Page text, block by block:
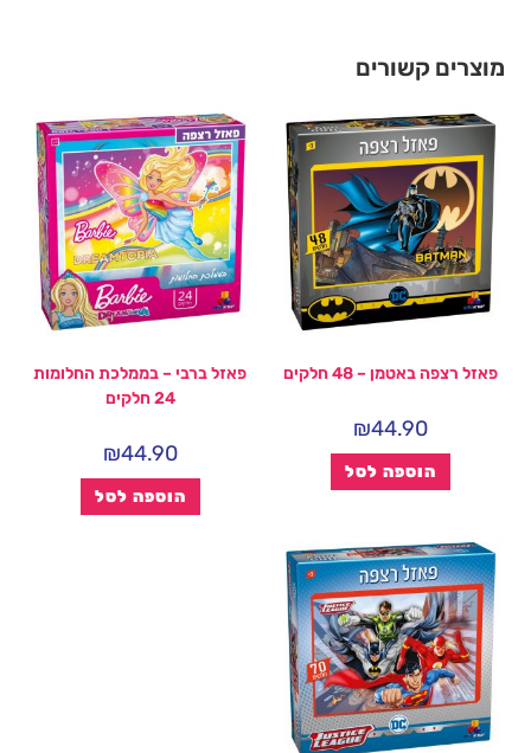
מוצרים קשורים
פאזל רצפה באטמן – 48 חלקים
₪44.90
הוספה לסל
פאזל ברבי – בממלכת החלומות
24 חלקים
₪44.90
הוספה לסל